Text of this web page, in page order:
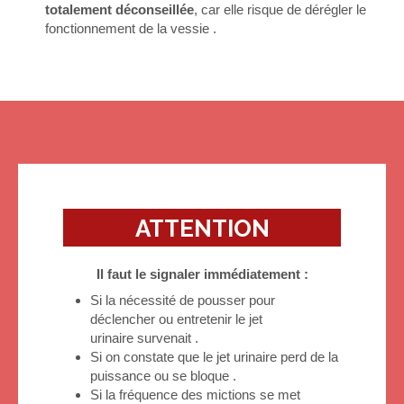
totalement déconseillée, car elle risque de dérégler le
fonctionnement de la vessie .
ATTENTION
Il faut le signaler immédiatement :
Si la nécessité de pousser pour
déclencher ou entretenir le jet
urinaire survenait .
Si on constate que le jet urinaire perd de la
puissance ou se bloque .
Si la fréquence des mictions se met